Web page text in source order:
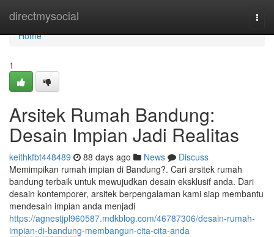
directmysocial
Home
Home
1
Arsitek Rumah Bandung:
Desain Impian Jadi Realitas
keithkfbt448489 88 days ago News
Discuss
Memimpikan rumah impian di Bandung?. Cari arsitek rumah
bandung terbaik untuk mewujudkan desain eksklusif anda. Dari
desain kontemporer, arsitek berpengalaman kami siap membantu
mendesain impian anda menjadi
https://agnestjpl960587.mdkblog.com/46787306/desain-rumah-
impian-di-bandung-membangun-cita-cita-anda